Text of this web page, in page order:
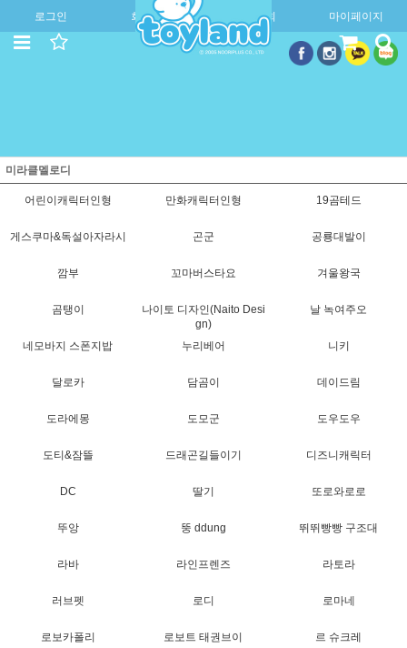
로그인 회원가입 주문조회 마이페이지
미라클멜로디
어린이캐릭터인형 만화캐릭터인형 19곰테드
게스쿠마&독설아자라시 곤군 공룡대발이
깜부 꼬마버스타요 겨울왕국
곰탱이
나이토 디자인(Naito Desi
gn)
날 녹여주오
네모바지 스폰지밥 누리베어 니키
달로카 담곰이 데이드림
도라에몽 도모군 도우도우
도티&잠뜰 드래곤길들이기 디즈니캐릭터
DC 딸기 또로와로로
뚜앙 뚱 ddung 뛰뛰빵빵 구조대
라바 라인프렌즈 라토라
러브펫 로디 로마네
로보카폴리 로보트 태권브이 르 슈크레